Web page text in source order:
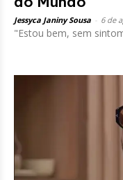
Jessyca Janiny Sousa 6 de
"Estou bem, sem